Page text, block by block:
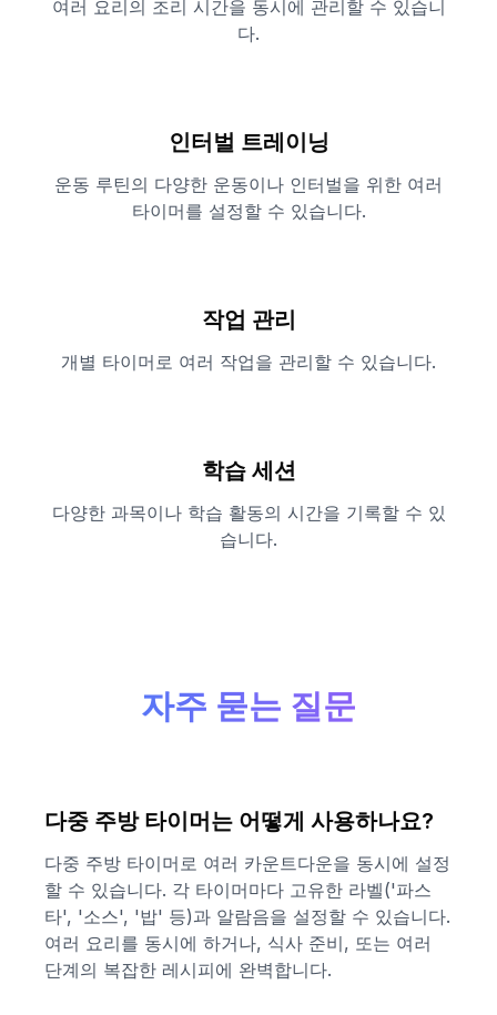
여러 요리의 조리 시간을 동시에 관리할 수 있습니
다.
인터벌 트레이닝
운동 루틴의 다양한 운동이나 인터벌을 위한 여러
타이머를 설정할 수 있습니다.
작업 관리
개별 타이머로 여러 작업을 관리할 수 있습니다.
학습 세션
다양한 과목이나 학습 활동의 시간을 기록할 수 있
습니다.
자주 묻는 질문
다중 주방 타이머는 어떻게 사용하나요?
다중 주방 타이머로 여러 카운트다운을 동시에 설정
할 수 있습니다. 각 타이머마다 고유한 라벨('파스
타', '소스', '밥' 등)과 알람음을 설정할 수 있습니다.
여러 요리를 동시에 하거나, 식사 준비, 또는 여러
단계의 복잡한 레시피에 완벽합니다.